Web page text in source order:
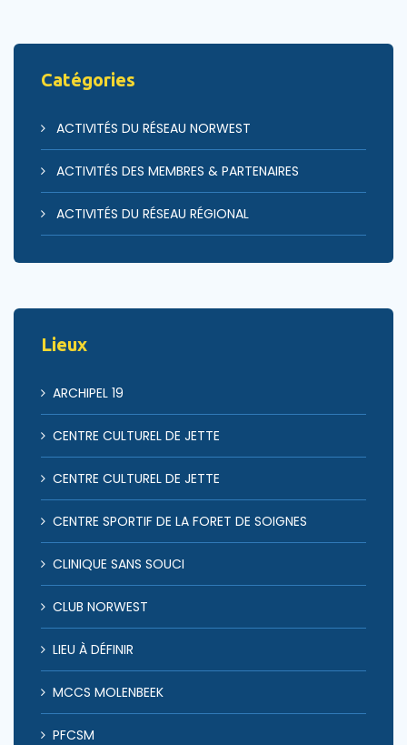
Catégories
ACTIVITÉS DU RÉSEAU NORWEST
ACTIVITÉS DES MEMBRES & PARTENAIRES
ACTIVITÉS DU RÉSEAU RÉGIONAL
Lieux
ARCHIPEL 19
CENTRE CULTUREL DE JETTE
CENTRE CULTUREL DE JETTE
CENTRE SPORTIF DE LA FORET DE SOIGNES
CLINIQUE SANS SOUCI
CLUB NORWEST
LIEU À DÉFINIR
MCCS MOLENBEEK
PFCSM